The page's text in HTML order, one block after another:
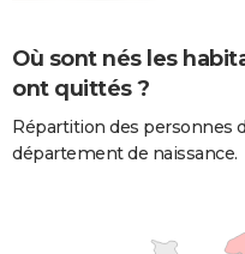
Où sont nés les
ont quittés ?
Répartition des personnes
département de naissance.